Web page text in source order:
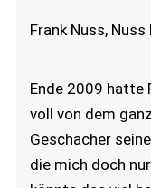
Frank Nuss,
Ende 2009 hatte
voll von dem
Geschacher
die mich doch